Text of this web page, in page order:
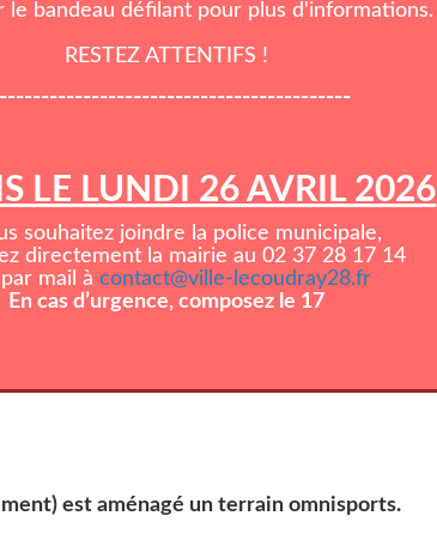
le bandeau défilant pour plus d'informations.
RESTEZ ATTENTIFS !
LE LUNDI 26 AVRIL 2026
souhaitez joindre la police municipale,
directement la mairie au 02 37 28 17 14
mail à contact@ville-lecoudray28.fr
En cas d’urgence, composez le 17
est aménagé un terrain omnisports.